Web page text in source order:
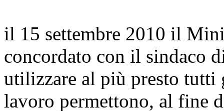
il 15 settembre 2010 il
concordato con il sindaco
utilizzare al più presto
lavoro permettono, al fine